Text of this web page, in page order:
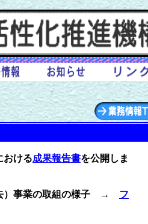
おける成果報告書を公開しま
去）事業の取組の様子 → フ